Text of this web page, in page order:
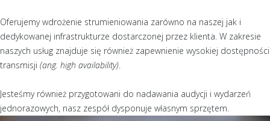
Oferujemy wdrożenie strumieniowania zarówno na naszej jak i
dedykowanej infrastrukturze dostarczonej przez klienta. W zakresie
naszych usług znajduje się również zapewnienie wysokiej dostępności
transmisji (ang. high availability).
Jesteśmy również przygotowani do nadawania audycji i wydarzeń
jednorazowych, nasz zespół dysponuje własnym sprzętem.